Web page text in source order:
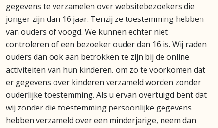
gegevens te verzamelen over websitebezoekers die
jonger zijn dan 16 jaar. Tenzij ze toestemming hebben
van ouders of voogd. We kunnen echter niet
controleren of een bezoeker ouder dan 16 is. Wij raden
ouders dan ook aan betrokken te zijn bij de online
activiteiten van hun kinderen, om zo te voorkomen dat
er gegevens over kinderen verzameld worden zonder
ouderlijke toestemming. Als u ervan overtuigd bent dat
wij zonder die toestemming persoonlijke gegevens
hebben verzameld over een minderjarige, neem dan